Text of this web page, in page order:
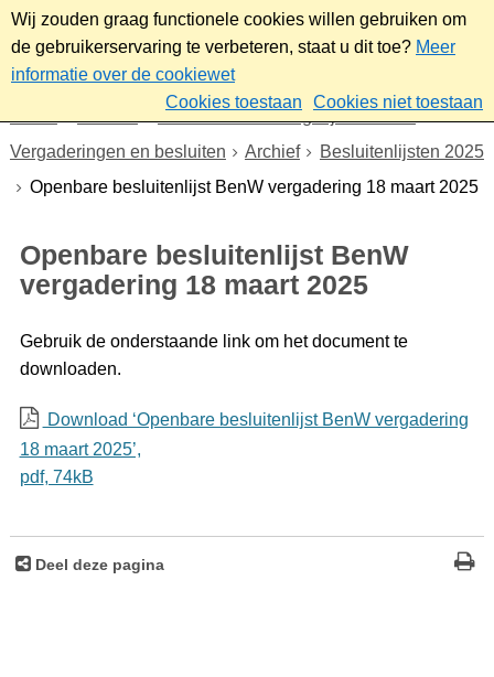
Wij zouden graag functionele cookies willen gebruiken om
de gebruikerservaring te verbeteren, staat u dit toe? Meer
informatie over de cookiewet
Cookies toestaan
Cookies niet toestaan
Gemeenteraad/Dagelijks bestuur
Vergaderingen en besluiten
Archief
Besluitenlijsten 2025
Openbare besluitenlijst BenW vergadering 18 maart 2025
Openbare besluitenlijst BenW
vergadering 18 maart 2025
Gebruik de onderstaande link om het document te
downloaden.
Download ‘Openbare besluitenlijst BenW vergadering
18 maart 2025’,
pdf, 74kB
Deel deze pagina